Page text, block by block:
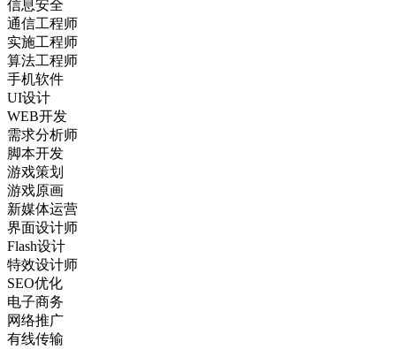
信息安全
通信工程师
实施工程师
算法工程师
手机软件
UI设计
WEB开发
需求分析师
脚本开发
游戏策划
游戏原画
新媒体运营
界面设计师
Flash设计
特效设计师
SEO优化
电子商务
网络推广
有线传输